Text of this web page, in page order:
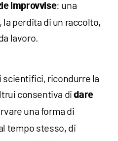
improvvise: una
perdita di un raccolto,
lavoro.
scientifici, ricondurre la
consentiva didare
una forma di
tempo stesso, di